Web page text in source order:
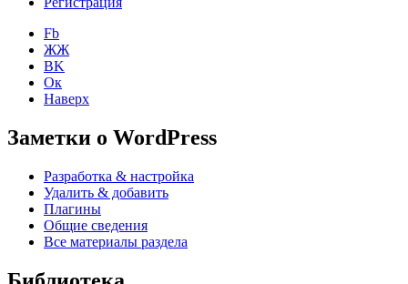
Fb
ЖЖ
ВK
Ок
Наверх
Заметки о WordPress
Разработка & настройка
Удалить & добавить
Плагины
Общие сведения
Все материалы раздела